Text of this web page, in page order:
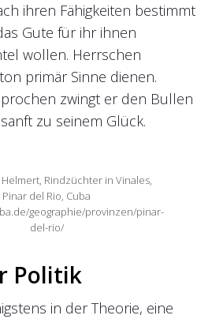
ihren Fähigkeiten bestimmt
Gute für ihr ihnen
wollen. Herrschen
primär Sinne dienen.
zwingt er den Bullen
zu seinem Glück.
Rindzüchter in Vinales,
Pinar del Rio, Cuba
geographie/provinzen/pinar-
del-rio/
Politik
in der Theorie, eine